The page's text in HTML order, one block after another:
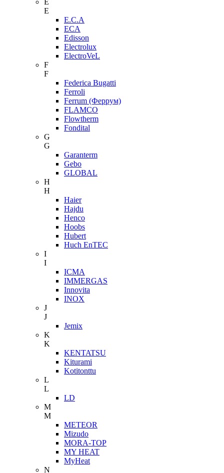
E
E
E.C.A
ECA
Edisson
Electrolux
ElectroVeL
F
F
Federica Bugatti
Ferroli
Ferrum (Феррум)
FLAMCO
Flowtherm
Fondital
G
G
Garanterm
Gebo
GLOBAL
H
H
Haier
Hajdu
Henco
Hoobs
Hubert
Huch EnTEC
I
I
ICMA
IMMERGAS
Innovita
INOX
J
J
Jemix
K
K
KENTATSU
Kiturami
Kotitonttu
L
L
LD
M
M
METEOR
Mizudo
MORA-TOP
MY HEAT
MyHeat
N